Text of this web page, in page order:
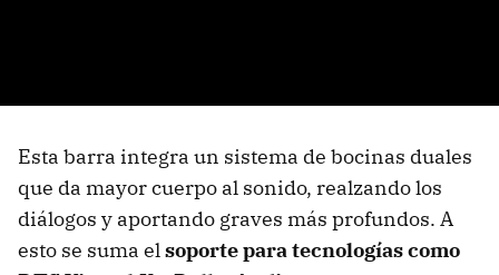
Esta barra integra un sistema de bocinas duales
que da mayor cuerpo al sonido, realzando los
diálogos y aportando graves más profundos. A
esto se suma elsoporte para tecnologías como